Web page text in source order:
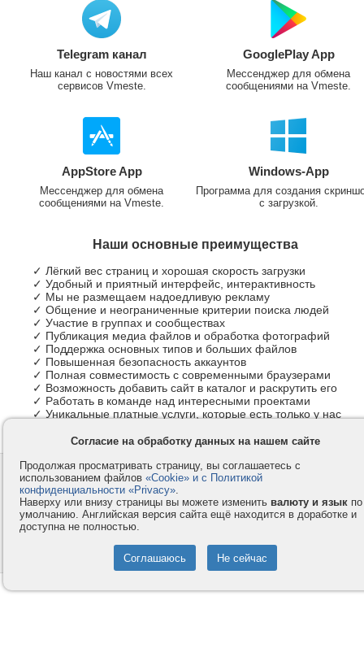
Telegram канал
Наш канал с новостями всех
сервисов Vmeste.
GooglePlay App
Мессенджер для обмена
сообщениями на Vmeste.
AppStore App
Мессенджер для обмена
сообщениями на Vmeste.
Windows-App
Программа для создания
с загрузкой.
Наши основные преимущества
✓ Лёгкий вес страниц и хорошая скорость загрузки
✓ Удобный и приятный интерфейс, интерактивность
✓ Мы не размещаем надоедливую рекламу
✓ Общение и неограниченные критерии поиска людей
✓ Участие в группах и сообществах
✓ Публикация медиа файлов и обработка фотографий
✓ Поддержка основных типов и больших файлов
✓ Повышенная безопасность аккаунтов
✓ Полная совместимость с современными браузерами
✓ Возможность добавить сайт в каталог и раскрутить его
✓ Работать в команде над интересными проектами
✓ Уникальные платные услуги, которые есть только у нас
Контакты
Компания
Privacy и Cookie
Услуги
Как оплатить
Помощь
© 2008-2026
- Все права защищены.
Согласие на обработку данных на нашем сайте
Продолжая просматривать страницу, вы соглашаетесь с
использованием файлов «Cookie» и с Политикой
конфиденциальности «Privacy».
Наверху или внизу страницы вы можете изменить валюту и язык по
умолчанию. Английская версия сайта ещё находится в доработке и
доступна не полностью.